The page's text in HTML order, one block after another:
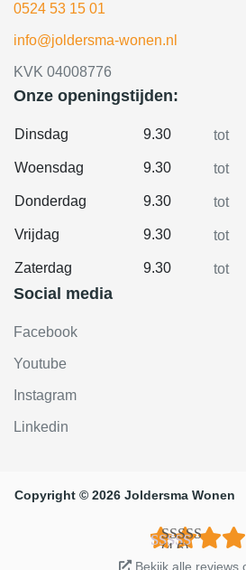
0524 53 15 01
info@joldersma-wonen.nl
KVK 04008776
Onze openingstijden:
Dinsdag 9.30 tot
Woensdag 9.30 tot
Donderdag 9.30 tot
Vrijdag 9.30 tot
Zaterdag 9.30 tot
Social media
Facebook
Youtube
Instagram
Linkedin
Copyright © 2026 Joldersma Wonen
(4.6)
Bekijk alle reviews